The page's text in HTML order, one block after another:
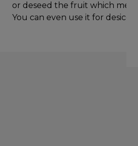
or deseed the fruit which
You can even use it for